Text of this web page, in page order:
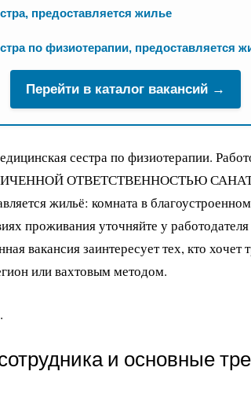
предоставляется жилье
по физиотерапии, предоставляется
Перейти в каталог вакансий →
сестра по физиотерапии.
ОТВЕТСТВЕННОСТЬЮ
жильё: комната в
проживания уточняйте у
вакансия заинтересует тех, кто хочет
или вахтовым методом.
и основные